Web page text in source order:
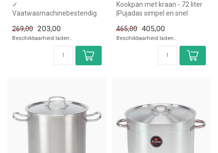
✓
Vaatwasmachinebestendig
✓ Geschikt voor inductie
✓ PFAS-vr...
269,00 203,00
Beschikbaarheid laden..
Kookpan met kraan - 72 liter
|Pujadas simpel en snel
465,00 405,00
Beschikbaarheid laden..